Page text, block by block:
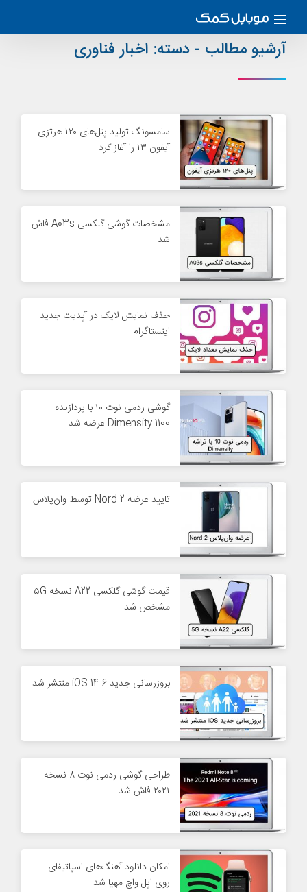
آرشیو مطالب - دسته: اخبار فناوری
سامسونگ تولید پنل‌های ۱۲۰ هرتزی
آیفون ۱۳ را آغاز کرد
مشخصات گوشی گلکسی A03s فاش
شد
حذف نمایش لایک در آپدیت جدید
اینستاگرام
گوشی ردمی نوت ۱۰ با پردازنده
Dimensity 1100 عرضه شد
تایید عرضه Nord 2 توسط وان‌پلاس
قیمت گوشی گلکسی A22 نسخه ۵G
مشخص شد
بروزرسانی جدید iOS 14.6 منتشر شد
طراحی گوشی ردمی نوت ۸ نسخه
۲۰۲۱ فاش شد
امکان دانلود آهنگ‌های اسپاتیفای
روی اپل واچ مهیا شد